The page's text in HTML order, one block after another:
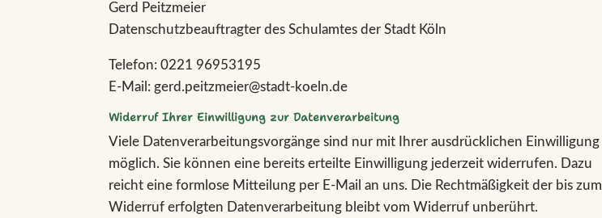
Gerd Peitzmeier
Datenschutzbeauftragter des Schulamtes der Stadt Köln
Telefon: 0221 96953195
E-Mail: gerd.peitzmeier@stadt-koeln.de
Widerruf Ihrer Einwilligung zur Datenverarbeitung
Viele Datenverarbeitungsvorgänge sind nur mit Ihrer ausdrücklichen Einwilligung
möglich. Sie können eine bereits erteilte Einwilligung jederzeit widerrufen. Dazu
reicht eine formlose Mitteilung per E-Mail an uns. Die Rechtmäßigkeit der bis zum
Widerruf erfolgten Datenverarbeitung bleibt vom Widerruf unberührt.